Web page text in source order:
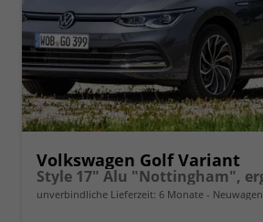
Volkswagen Golf Variant
unverbindliche Lieferzeit: 6 Monate Neuwagen